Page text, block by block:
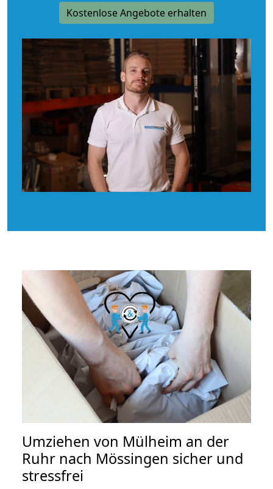
Kostenlose Angebote erhalten
Umziehen von Mülheim an der
Ruhr nach Mössingen sicher und
stressfrei